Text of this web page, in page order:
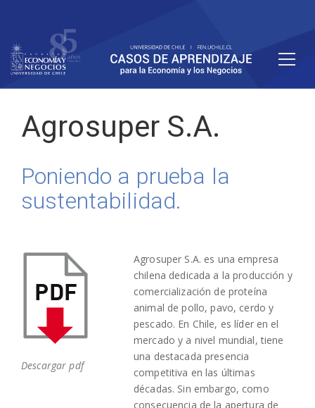
Agrosuper S.A.
Poniendo a prueba la
sustentabilidad.
Descargar pdf
Agrosuper S.A. es una empresa
chilena dedicada a la producción y
comercialización de proteína
animal de pollo, pavo, cerdo y
pescado. En Chile, es líder en el
mercado y a nivel mundial, tiene
una destacada presencia
competitiva en las últimas
décadas. Sin embargo, como
consecuencia de la apertura de